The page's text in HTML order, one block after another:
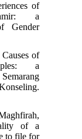
of
a
Gender
of
a
of a
to file for